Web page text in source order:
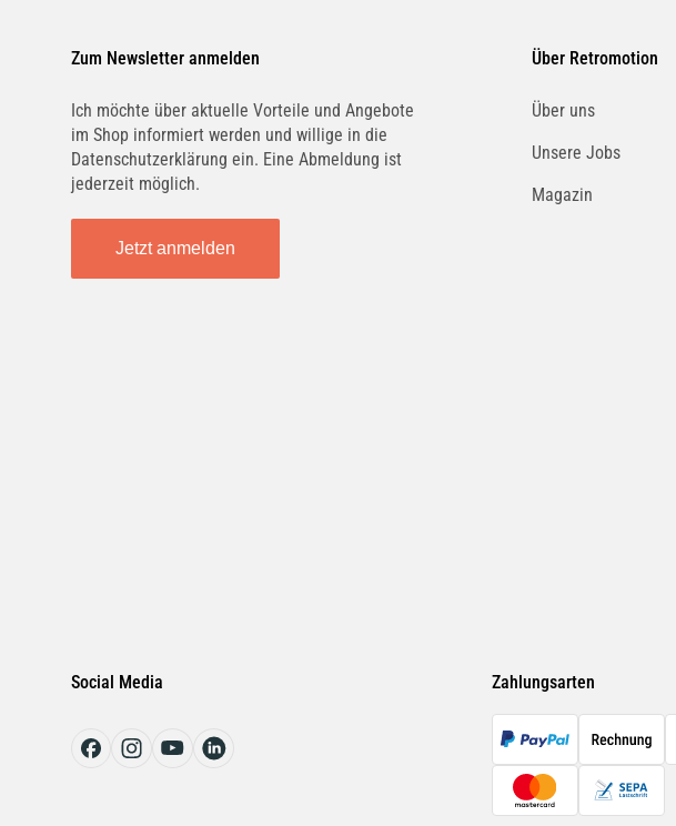
Zum Newsletter anmelden
Ich möchte über aktuelle Vorteile und Angebote
im Shop informiert werden und willige in die
Datenschutzerklärung ein. Eine Abmeldung ist
jederzeit möglich.
Jetzt anmelden
Über Retromotion
Über uns
Unsere Jobs
Magazin
Social Media Zahlungsarten